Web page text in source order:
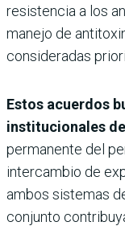
resistencia a los
manejo de
consideradas
Estos acuerdos
institucionales
permanente del
intercambio de
ambos sistemas
conjunto